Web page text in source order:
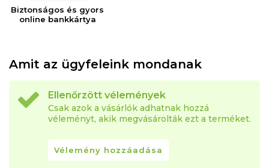
Biztonságos és gyors
online bankkártya
Amit az ügyfeleink mondanak
Ellenőrzött vélemények
Csak azok a vásárlók adhatnak hozzá
véleményt, akik megvásárolták ezt a terméket.
Vélemény hozzáadása